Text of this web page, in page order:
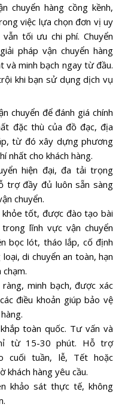
chuyển hàng cồng kềnh,
việc lựa chọn đơn vị uy
tối ưu chi phí. Chuyển
pháp vận chuyển hàng
và minh bạch ngay từ đầu.
khi bạn sử dụng dịch vụ
chuyển để đánh giá chính
đặc thù của đồ đạc, địa
từ đó xây dựng phương
nhất cho khách hàng.
hiện đại, đa tải trọng
trợ đầy đủ luôn sẵn sàng
chuyển.
tốt, được đào tạo bài
lĩnh vực vận chuyển
bọc lót, tháo lắp, cố định
di chuyển an toàn, hạn
minh bạch, được xác
điều khoản giúp bảo vệ
toàn quốc. Tư vấn và
từ 15-30 phút. Hỗ trợ
cuối tuần, lễ, Tết hoặc
khách hàng yêu cầu.
khảo sát thực tế, không